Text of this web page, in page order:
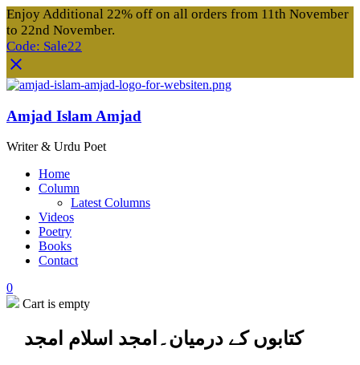
Enjoy Additional 22% off on all orders from 11th November
to 22nd November.
Code: Sale22
Amjad Islam Amjad
Writer & Urdu Poet
Home
Column
Latest Columns
Videos
Poetry
Books
Contact
0
Cart is empty
کتابوں کے درمیان۔امجد اسلام امجد